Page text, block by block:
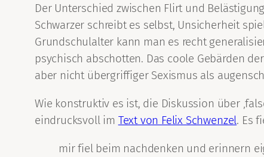
Der Unterschied zwischen Flirt und
Schwarzer schreibt es selbst, Unsicherheit
Grundschulalter kann man es recht
psychisch abschotten. Das coole Gebärden
aber nicht übergriffiger Sexismus als
Wie konstruktiv es ist, die Diskussion über
eindrucksvoll im Text von Felix Schwenzel. Es
mir fiel beim nachdenken und erinnern